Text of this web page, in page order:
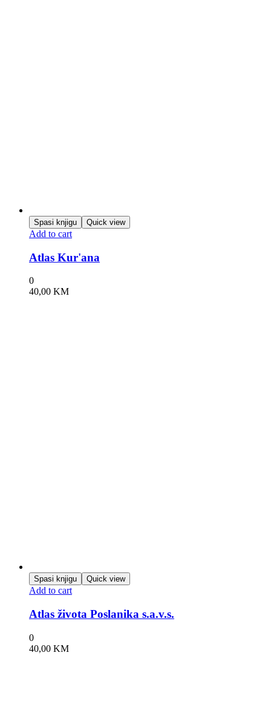
Spasi knjigu Quick view
Add to cart
Atlas Kur'ana
0
40,00 KM
Spasi knjigu Quick view
Add to cart
Atlas života Poslanika s.a.v.s.
0
40,00 KM